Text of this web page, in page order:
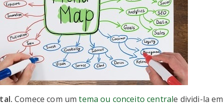
Comece com umtema ou conceito centrale dividi-la em